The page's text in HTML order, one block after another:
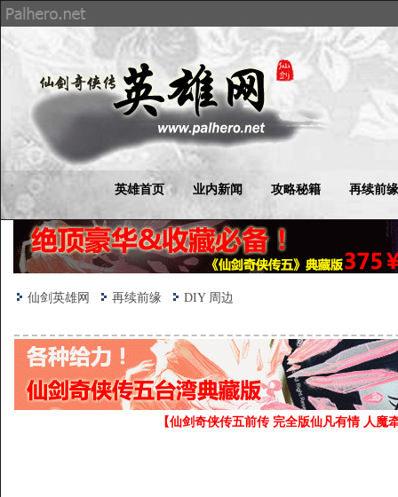
英雄首页 业内新闻 攻略秘籍 再续前缘
仙剑英雄网 再续前缘 DIY 周边
【仙剑奇侠传五前传 完全版仙凡有情 人魔